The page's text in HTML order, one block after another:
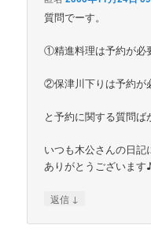
質問でーす。
①精進料理は予約が必
②保津川下りは予約が
と予約に関する質問ば
いつも木公さんの日記
ありがとうございます
返信 ↓